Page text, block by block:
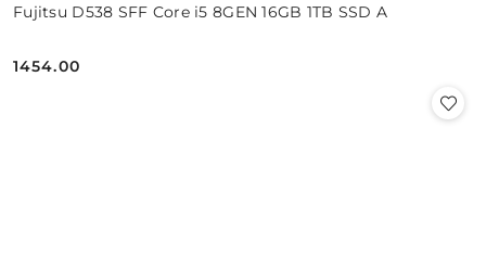
Fujitsu D538 SFF Core i5 8GEN 16GB 1TB SSD A
Cena:
1454.00